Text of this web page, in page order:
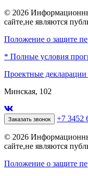
© 2026
сайте,не являются
Положение о защите
* Полные условия
Проектные декларации
Минская, 102
Заказать звонок +7 3452
© 2026
сайте,не являются
Положение о защите